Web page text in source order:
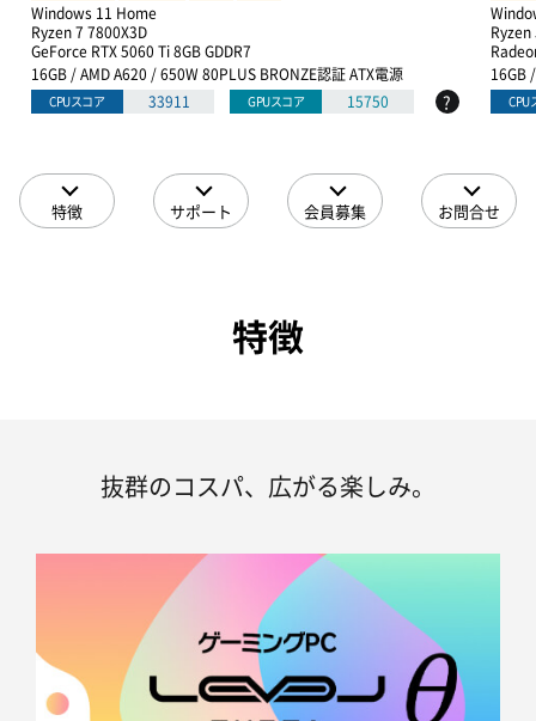
Windows 11 Home
Ryzen 7 7800X3D
GeForce RTX 5060 Ti 8GB GDDR7
16GB / AMD A620 / 650W 80PLUS BRONZE認証 ATX電源
CPUスコア 33911 GPUスコア 15750 ?
16GB
CPU
特徴 サポート 会員募集 お問合せ
特徴
抜群のコスパ、広がる楽しみ。